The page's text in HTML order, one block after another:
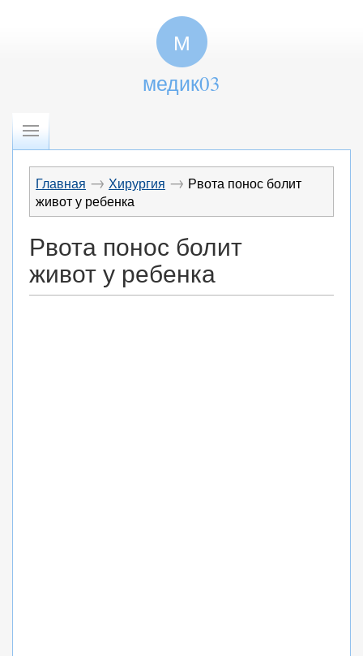
М
медик03
Главная → Хирургия → Рвота понос болит
живот у ребенка
Рвота понос болит
живот у ребенка